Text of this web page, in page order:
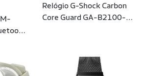
Relógio G-Shock Carbon
Core Guard GA-B2100-